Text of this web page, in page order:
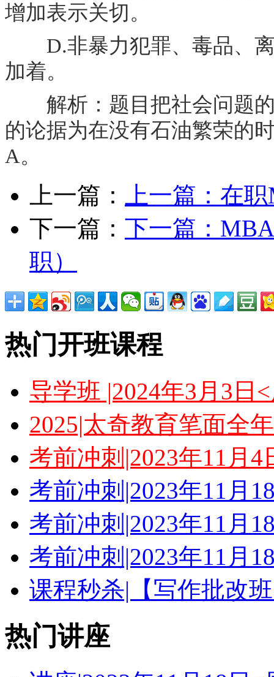
增加表示关切。
D.非暴力犯罪、毒品、离
加着。
解析：题目把社会问题的
的论据为在没有石油繁荣的
A。
上一篇： 上一篇： 在
下一篇： 下一篇：
职）
热门开班课程
导学班 |2024年3月3日
2025|太奇教育笔面全
考前冲刺|2023年11月
考前冲刺|2023年11月
考前冲刺|2023年11月
考前冲刺|2023年11月
课程秒杀|【写作批改
热门讲座